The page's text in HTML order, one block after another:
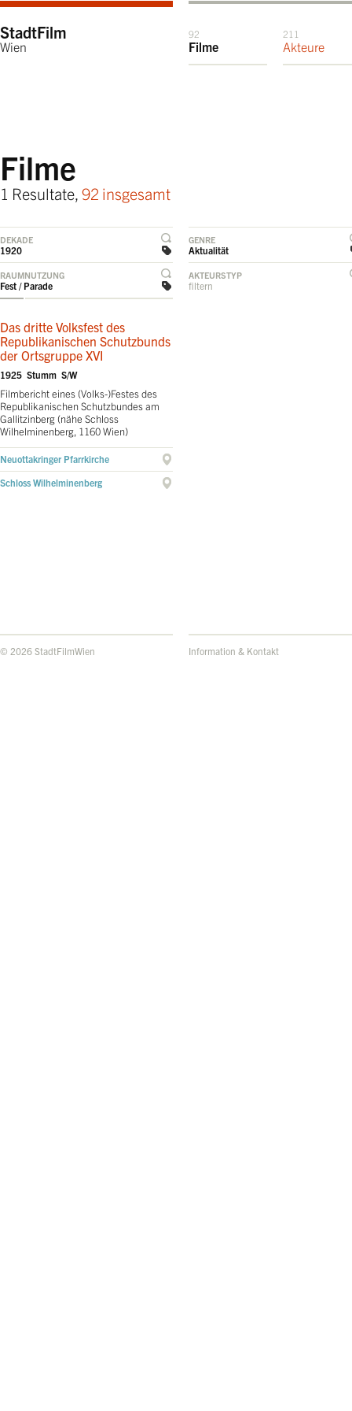
StadtFilm
Wien
92
Filme
211
Akteure
Filme
1 Resultate, 92 insgesamt
DEKADE
1920
GENRE
Aktualität
RAUMNUTZUNG
Fest / Parade
AKTEURSTYP
filtern
Das dritte Volksfest des
Republikanischen Schutzbunds
der Ortsgruppe XVI
1925 Stumm S/W
Filmbericht eines (Volks-)Festes des
Republikanischen Schutzbundes am
Gallitzinberg (nähe Schloss
Wilhelminenberg, 1160 Wien)
Neuottakringer Pfarrkirche
Schloss Wilhelminenberg
© 2026 StadtFilmWien Information & Kontakt